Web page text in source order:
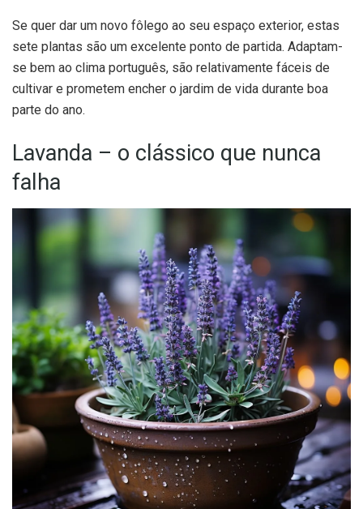
Se quer dar um novo fôlego ao seu espaço exterior, estas
sete plantas são um excelente ponto de partida. Adaptam-
se bem ao clima português, são relativamente fáceis de
cultivar e prometem encher o jardim de vida durante boa
parte do ano.
Lavanda – o clássico que nunca
falha